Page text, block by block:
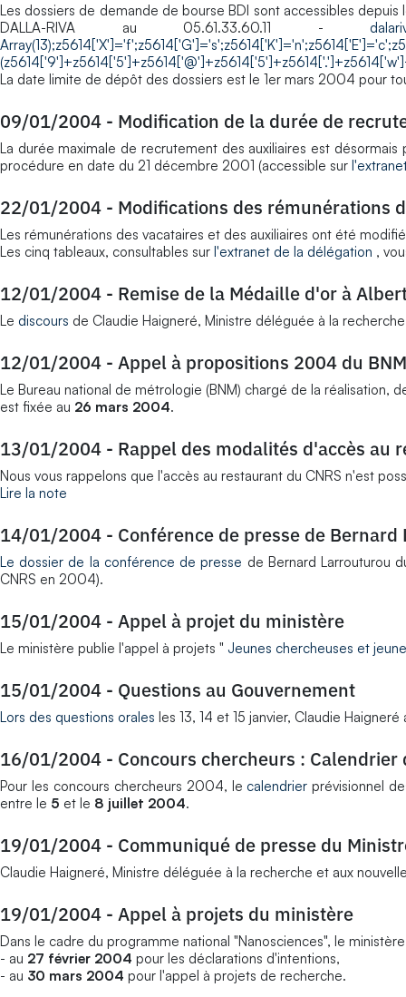
Les dossiers de demande de bourse BDI sont accessibles
DALLA-RIVA au 05.61.33.60.11 -
La date limite de dépôt des dossiers est le 1er mars 2004 pour
09/01/2004 - Modification de la durée de
La durée maximale de recrutement des auxiliaires est
procédure en date du 21 décembre 2001 (accessible sur
22/01/2004 - Modifications des rémunérations
Les rémunérations des vacataires et des auxiliaires ont été
Les cinq tableaux, consultables sur l'extranet de la délégation ,
12/01/2004 - Remise de la Médaille d'or à
Le discours de Claudie Haigneré, Ministre déléguée à la
12/01/2004 - Appel à propositions 2004 du BNM
Le Bureau national de métrologie (BNM) chargé de la
est fixée au 26 mars 2004.
13/01/2004 - Rappel des modalités d'accès au
Nous vous rappelons que l'accès au restaurant du CNRS n'est
Lire la note
14/01/2004 - Conférence de presse de
Le dossier de la conférence de presse de Bernard Larrouturou
CNRS en 2004).
15/01/2004 - Appel à projet du ministère
Le ministère publie l'appel à projets " Jeunes chercheuses et
15/01/2004 - Questions au Gouvernement
Lors des questions orales les 13, 14 et 15 janvier, Claudie
16/01/2004 - Concours chercheurs :
Pour les concours chercheurs 2004, le calendrier prévisionnel
entre le 5 et le 8 juillet 2004.
19/01/2004 - Communiqué de presse du
Claudie Haigneré, Ministre déléguée à la recherche et aux
19/01/2004 - Appel à projets du ministère
Dans le cadre du programme national "Nanosciences", le
- au 27 février 2004 pour les déclarations d'intentions,
- au 30 mars 2004 pour l'appel à projets de recherche.